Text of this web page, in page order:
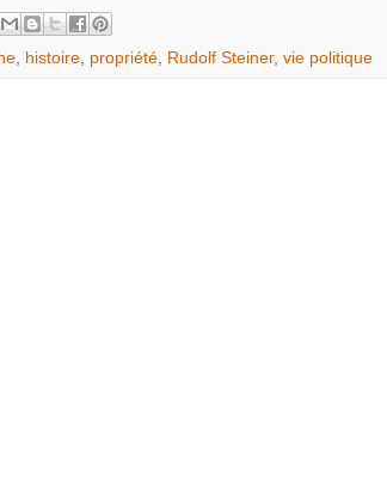
, histoire, propriété, Rudolf Steiner, vie politique